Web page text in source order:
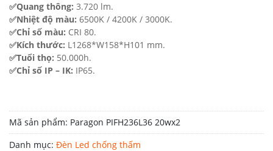
✅Quang thông: 3.720 lm.
✅Nhiệt độ màu: 6500K / 4200K / 3000K.
✅Chỉ số màu: CRI 80.
✅Kích thước: L1268*W158*H101 mm.
✅Tuổi thọ: 50.000h.
✅Chỉ số IP – IK: IP65.
Mã sản phẩm: Paragon PIFH236L36 20wx2
Danh mục: Đèn Led chống thấm